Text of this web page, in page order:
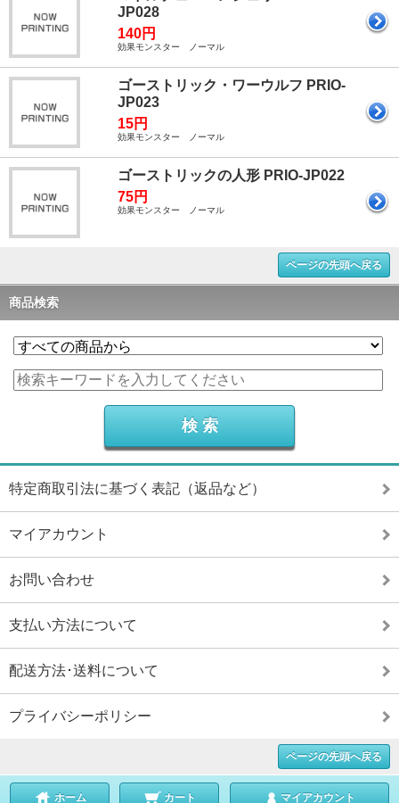
JP028
140円
効果モンスター ノーマル
ゴーストリック・ワーウルフ PRIO-
JP023
15円
効果モンスター ノーマル
ゴーストリックの人形 PRIO-JP022
75円
効果モンスター ノーマル
ページの先頭へ戻る
商品検索
特定商取引法に基づく表記（返品など）
マイアカウント
お問い合わせ
支払い方法について
配送方法･送料について
プライバシーポリシー
ページの先頭へ戻る
ホーム カート マイアカウント